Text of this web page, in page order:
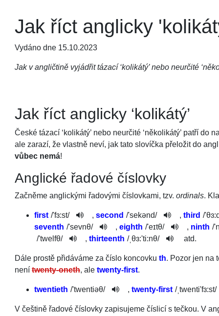
Jak říct anglicky
Vydáno dne 15.10.2023
Jak v angličtině vyjádřit tázací ‘kolikátý’ nebo neurčité
Jak říct anglicky ‘kolikátý’
České tázací ‘kolikátý’ nebo neurčité ‘několikátý’ patří
ale zarazí, že vlastně neví, jak tato slovíčka přeložit do
vůbec nemá!
Anglické řadové číslovky
Začněme anglickými řadovými číslovkami, tzv. ordinals.
first /'fɜ:st/ , second /'sekənd/ , third /
seventh /'sevnθ/ , eighth /'eɪtθ/ , ninth /
/'twel­fθ/ , thirteenth /ˌθɜ:'ti:n­θ/ at­d.
Dále prostě přidáváme za číslo koncovku th. Pozor jen na
není twenty-oneth, ale twenty-first.
twentieth /'twen­tiəθ/ , twenty-first /ˌtwenti'fɜ:st/
V češtině řadové číslovky zapisujeme číslicí s tečkou. V